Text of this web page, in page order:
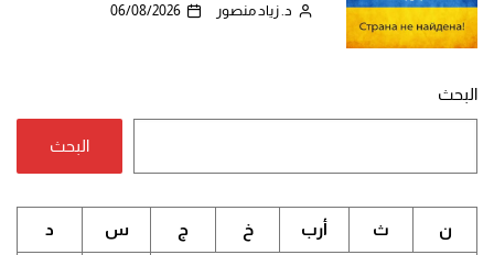
د. زياد منصور 06/08/2026
البحث
البحث
ن ث أرب خ ج س د